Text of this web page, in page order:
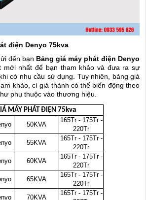
điện Denyo 75kva
đến bạn Bảng giá máy phát điện Denyo
mới nhất để bạn tham khảo và đưa ra sự
có nhu cầu sử dụng. Tuy nhiên, bảng giá
khảo, cì giá thành có thể biến động theo
phụ thuộc vào thương hiệu.
MÁY PHÁT ĐIỆN 75kva
50KVA
165Tr - 175Tr -
220Tr
55KVA
165Tr - 175Tr -
220Tr
60KVA
165Tr - 175Tr -
220Tr
65KVA
165Tr - 175Tr -
220Tr
70KVA
165Tr - 175Tr -